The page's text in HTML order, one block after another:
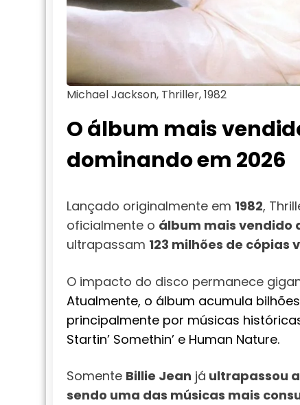
Michael Jackson, Thriller, 1982
O álbum mais
dominando em 2026
Lançado originalmente em 1982,
oficialmente o álbum mais vendido
ultrapassam 123 milhões de
O impacto do disco permanece
Atualmente, o álbum acumula
principalmente por músicas
Startin’ Somethin’ e Human Nature.
Somente Billie Jean já ultrapassou
sendo uma das músicas mais